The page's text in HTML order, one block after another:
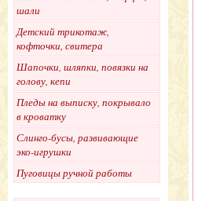
шали
Детский трикотаж,
кофточки, свитера
Шапочки, шляпки, повязки на
голову, кепи
Пледы на выписку, покрывало
в кроватку
Слинго-бусы, развивающие
эко-игрушки
Пуговицы ручной работы